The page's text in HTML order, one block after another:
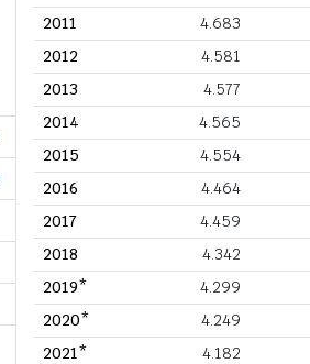
2011
4.683
2012
4.581
2013
4.577
2014
4.565
2015
4.554
2016
4.464
2017
4.459
2018
4.342
2019*
4.299
2020*
4.249
2021*
4.182